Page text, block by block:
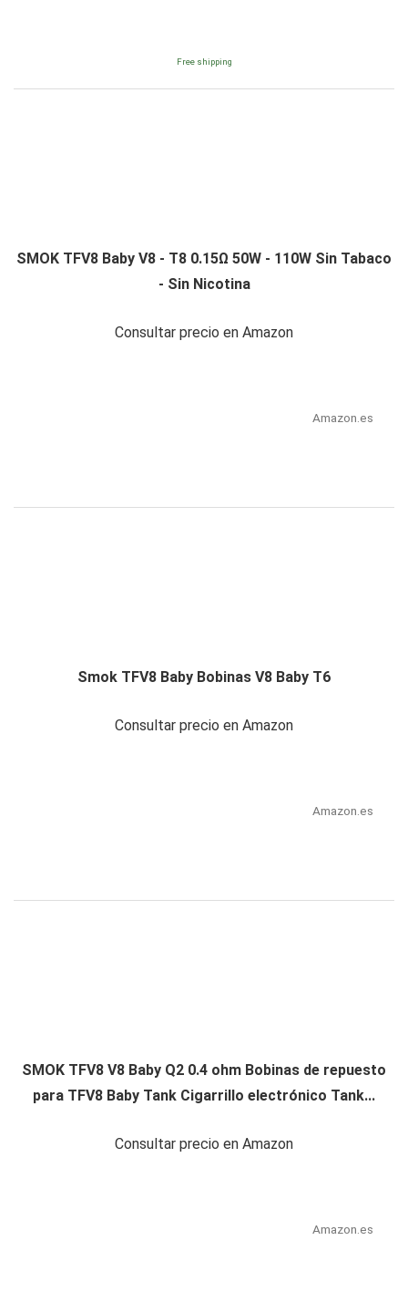
Free shipping
SMOK TFV8 Baby V8 - T8 0.15Ω 50W - 110W Sin Tabaco
- Sin Nicotina
Consultar precio en Amazon
Amazon.es
Smok TFV8 Baby Bobinas V8 Baby T6
Consultar precio en Amazon
Amazon.es
SMOK TFV8 V8 Baby Q2 0.4 ohm Bobinas de repuesto
para TFV8 Baby Tank Cigarrillo electrónico Tank...
Consultar precio en Amazon
Amazon.es